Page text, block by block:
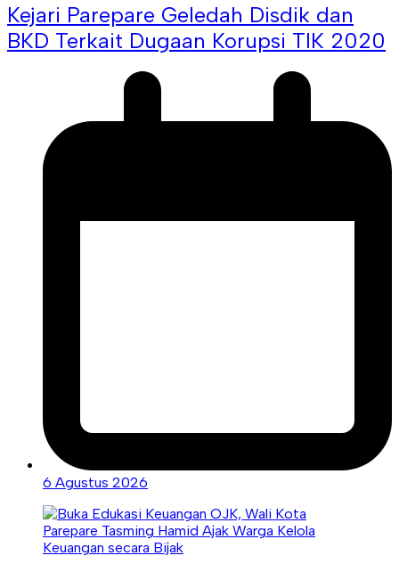
Kejari Parepare Geledah Disdik dan
BKD Terkait Dugaan Korupsi TIK 2020
6 Agustus 2026